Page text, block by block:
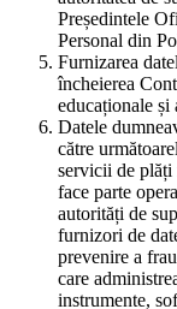
Președintele
Personal din
Furnizarea
încheierea
educaționale
Datele
către
servicii de plăți
face parte
autorități de
furnizori de
prevenire a
care
instrumente,